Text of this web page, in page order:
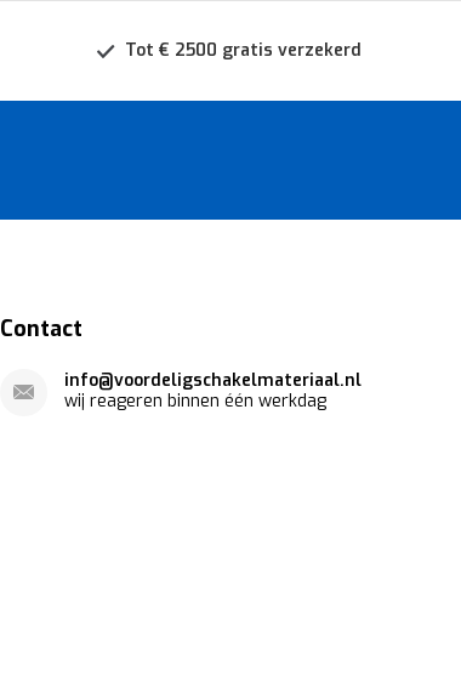
Tot € 2500 gratis verzekerd
Contact
info@voordeligschakelmateriaal.nl
wij reageren binnen één werkdag